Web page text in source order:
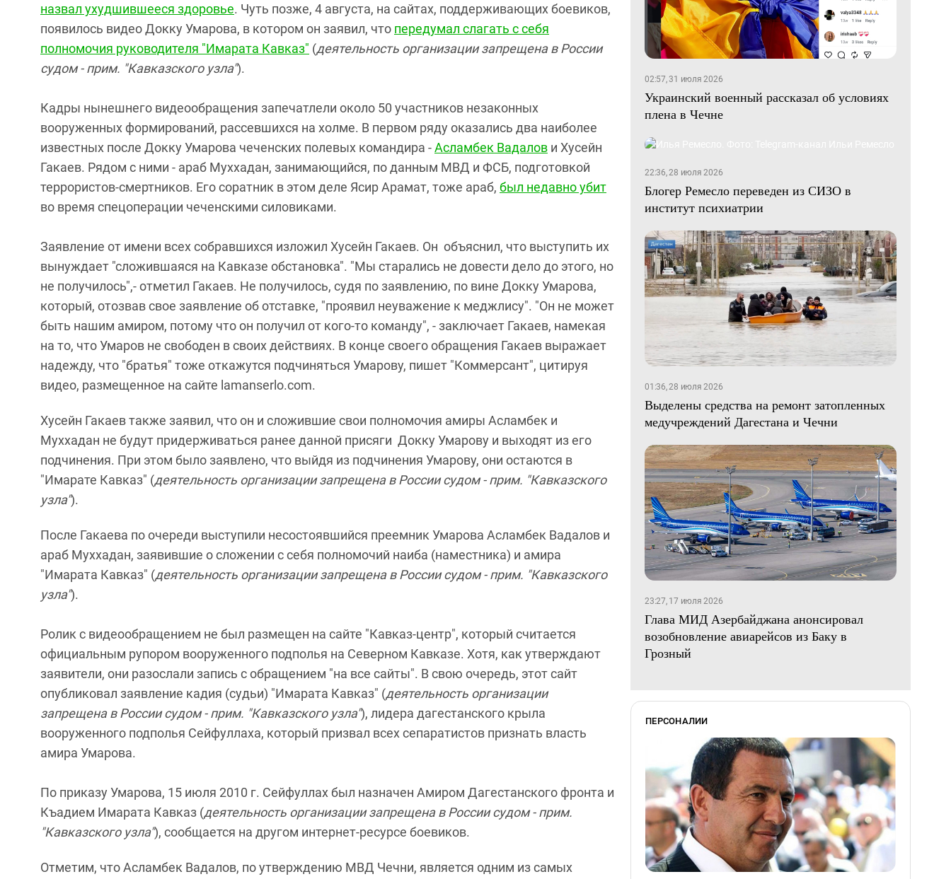
назвал ухудшившееся здоровье. Чуть позже, 4 августа, на сайтах, поддерживающих боевиков,
появилось видео Докку Умарова, в котором он заявил, что передумал слагать с себя
полномочия руководителя "Имарата Кавказ" (деятельность организации запрещена в России
судом - прим. "Кавказского узла").
Кадры нынешнего видеообращения запечатлели около 50 участников незаконных
вооруженных формирований, рассевшихся на холме. В первом ряду оказались два наиболее
известных после Докку Умарова чеченских полевых командира -Асламбек Вадалов и Хусейн
Гакаев. Рядом с ними - араб Муххадан, занимающийся, по данным МВД и ФСБ, подготовкой
террористов-смертников. Его соратник в этом деле Ясир Арамат, тоже араб, был недавно убит
во время спецоперации чеченскими силовиками.
Заявление от имени всех собравшихся изложил Хусейн Гакаев. Он объяснил, что выступить их
вынуждает "сложившаяся на Кавказе обстановка". "Мы старались не довести дело до этого, но
не получилось",- отметил Гакаев. Не получилось, судя по заявлению, по вине Докку Умарова,
который, отозвав свое заявление об отставке, "проявил неуважение к меджлису". "Он не может
быть нашим амиром, потому что он получил от кого-то команду", - заключает Гакаев, намекая
на то, что Умаров не свободен в своих действиях. В конце своего обращения Гакаев выражает
надежду, что "братья" тоже откажутся подчиняться Умарову, пишет "Коммерсант", цитируя
видео, размещенное на сайте lamanserlo.com.
Хусейн Гакаев также заявил, что он и сложившие свои полномочия амиры Асламбек и
Муххадан не будут придерживаться ранее данной присяги Докку Умарову и выходят из его
подчинения. При этом было заявлено, что выйдя из подчинения Умарову, они остаются в
"Имарате Кавказ" (деятельность организации запрещена в России судом - прим. "Кавказского
узла").
После Гакаева по очереди выступили несостоявшийся преемник Умарова Асламбек Вадалов и
араб Муххадан, заявившие о сложении с себя полномочий наиба (наместника) и амира
"Имарата Кавказ" (деятельность организации запрещена в России судом - прим. "Кавказского
узла").
Ролик с видеообращением не был размещен на сайте "Кавказ-центр", который считается
официальным рупором вооруженного подполья на Северном Кавказе. Хотя, как утверждают
заявители, они разослали запись с обращением "на все сайты". В свою очередь, этот сайт
опубликовал заявление кадия (судьи) "Имарата Кавказ" (деятельность организации
запрещена в России судом - прим. "Кавказского узла"), лидера дагестанского крыла
вооруженного подполья Сейфуллаха, который призвал всех сепаратистов признать власть
амира Умарова.
По приказу Умарова, 15 июля 2010 г. Сейфуллах был назначен Амиром Дагестанского фронта и
Къадием Имарата Кавказ (деятельность организации запрещена в России судом - прим.
"Кавказского узла"), сообщается на другом интернет-ресурсе боевиков.
Отметим, что Асламбек Вадалов, по утверждению МВД Чечни, является одним из самых
02:57, 31 июля 2026
Украинский военный рассказал об условиях
плена в Чечне
22:36, 28 июля 2026
Блогер Ремесло переведен из СИЗО в
институт психиатрии
01:36, 28 июля 2026
Выделены средства на ремонт затопленных
медучреждений Дагестана и Чечни
23:27, 17 июля 2026
Глава МИД Азербайджана анонсировал
возобновление авиарейсов из Баку в
Грозный
ПЕРСОНАЛИИ